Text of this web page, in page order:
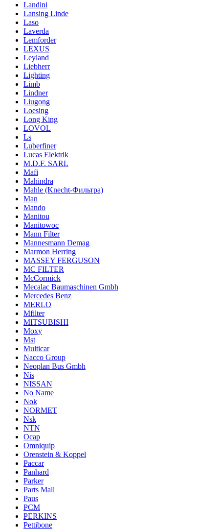
Landini
Lansing Linde
Laso
Laverda
Lemforder
LEXUS
Leyland
Liebherr
Lighting
Limb
Lindner
Liugong
Loesing
Long King
LOVOL
Ls
Luberfiner
Lucas Elektrik
M.D.F. SARL
Mafi
Mahindra
Mahle (Knecht-Фильтра)
Man
Mando
Manitou
Manitowoc
Mann Filter
Mannesmann Demag
Marmon Herring
MASSEY FERGUSON
MC FILTER
McCormick
Mecalac Baumaschinen Gmbh
Mercedes Benz
MERLO
Mfilter
MITSUBISHI
Moxy
Mst
Multicar
Nacco Group
Neoplan Bus Gmbh
Nis
NISSAN
No Name
Nok
NORMET
Nsk
NTN
Ocap
Omniquip
Orenstein & Koppel
Paccar
Panhard
Parker
Parts Mall
Paus
PCM
PERKINS
Pettibone